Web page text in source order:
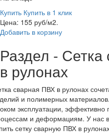
Купить Купить в 1 клик
Цена: 155 руб/м2.
Добавить в корзину
Раздел -
в рулонах
сварная ПВХ в рулонах
и полимерных
эксплуатации, эффективно
и деформациям. У нас
сетку сварную ПВХ в